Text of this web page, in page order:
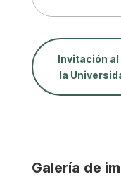
Invitación al
la
Galería de